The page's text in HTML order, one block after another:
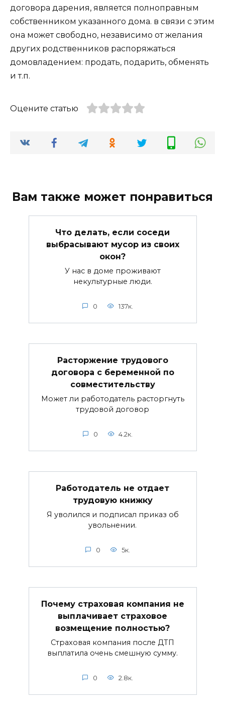
договора дарения, является полноправным
собственником указанного дома. в связи с этим
она может свободно, независимо от желания
других родственников распоряжаться
домовладением: продать, подарить, обменять
и т.п.
Оцените статью
Вам также может понравиться
Что делать, если соседи
выбрасывают мусор из своих
окон?
У нас в доме проживают
некультурные люди.
0 137к.
Расторжение трудового
договора с беременной по
совместительству
Может ли работодатель расторгнуть
трудовой договор
0 4.2к.
Работодатель не отдает
трудовую книжку
Я уволился и подписал приказ об
увольнении.
0 5к.
Почему страховая компания не
выплачивает страховое
возмещение полностью?
Страховая компания после ДТП
выплатила очень смешную сумму.
0 2.8к.